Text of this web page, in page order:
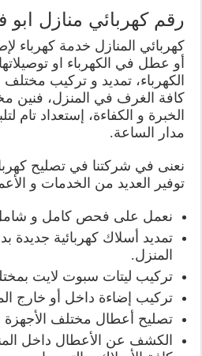
رقم كهربائي منازل ابو
كهربائي المنازل خدمة كهرباء
أو عطل في الكهرباء او
الكهرباء، تمديد و تركيب
كافة الغرف في المنزل، فنين
الخبرة و الكفاءة، إستعداد تام
مدار الساعة.
نعنى في شركتنا في تصليح
توفير العديد من الخدمات و
نعمل على فحص كامل و شامل
تمديد أسلاك كهربائية جديدة
المنزل.
تركيب ليتات سبوت لايت
تركيب إضاءة داخل أو خارج
تصليح أعطال مختلف الأجهزة و
الكشف عن الأعطال داخل